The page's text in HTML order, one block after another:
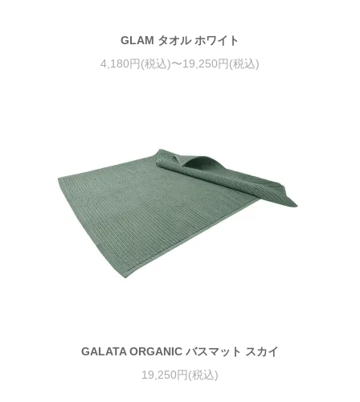
GLAM タオル ホワイト
4,180円(税込)〜19,250円(税込)
GALATA ORGANIC バスマット スカイ
19,250円(税込)